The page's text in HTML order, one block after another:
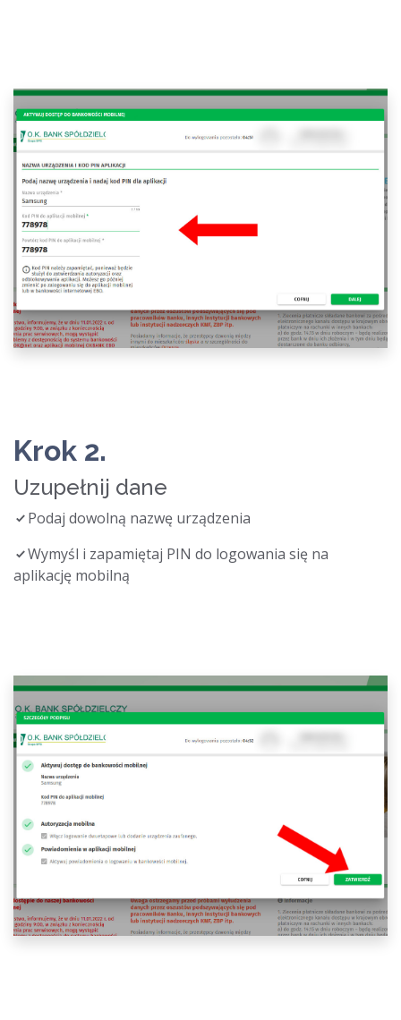
Krok 2.
Uzupełnij dane
Podaj dowolną nazwę urządzenia
Wymyśl i zapamiętaj PIN do logowania się na
aplikację mobilną